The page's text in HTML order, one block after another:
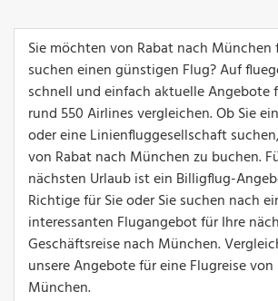
Sie möchten von Rabat nach München
suchen einen günstigen Flug? Auf
schnell und einfach aktuelle Angebote
rund 550 Airlines vergleichen. Ob Sie
oder eine Linienfluggesellschaft
von Rabat nach München zu buchen.
nächsten Urlaub ist ein Billigflug-
Richtige für Sie oder Sie suchen nach
interessanten Flugangebot für Ihre
Geschäftsreise nach München.
unsere Angebote für eine Flugreise von
München.